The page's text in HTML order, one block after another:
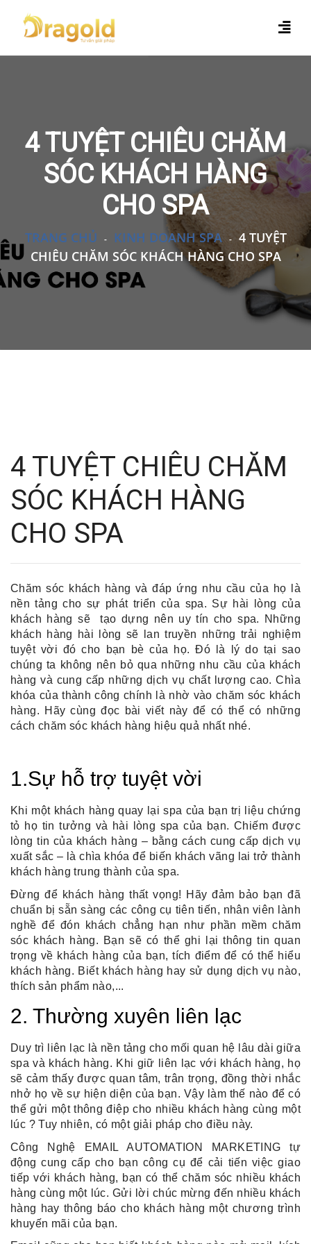
4 TUYỆT CHIÊU CHĂM
SÓC KHÁCH HÀNG
CHO SPA
TRANG CHỦ - KINH DOANH SPA -
4 TUYỆT
CHIÊU CHĂM SÓC KHÁCH HÀNG CHO SPA
4 TUYỆT CHIÊU CHĂM
SÓC KHÁCH HÀNG
CHO SPA
Chăm sóc khách hàng và đáp ứng nhu cầu của họ là
nền tảng cho sự phát triển của spa. Sự hài lòng của
khách hàng sẽ tạo dựng nên uy tín cho spa. Những
khách hàng hài lòng sẽ lan truyền những trải nghiệm
tuyệt vời đó cho bạn bè của họ. Đó là lý do tại sao
chúng ta không nên bỏ qua những nhu cầu của khách
hàng và cung cấp những dịch vụ chất lượng cao. Chìa
khóa của thành công chính là nhờ vào chăm sóc khách
hàng. Hãy cùng đọc bài viết này để có thể có những
cách chăm sóc khách hàng hiệu quả nhất nhé.
1.Sự hỗ trợ tuyệt vời
Khi một khách hàng quay lại spa của bạn trị liệu chứng
tỏ họ tin tưởng và hài lòng spa của bạn. Chiếm được
lòng tin của khách hàng – bằng cách cung cấp dịch vụ
xuất sắc – là chìa khóa để biến khách vãng lai trở thành
khách hàng trung thành của spa.
Đừng để khách hàng thất vọng! Hãy đảm bảo bạn đã
chuẩn bị sẵn sàng các công cụ tiên tiến, nhân viên lành
nghề để đón khách chẳng hạn như phần mềm chăm
sóc khách hàng. Bạn sẽ có thể ghi lại thông tin quan
trọng về khách hàng của bạn, tích điểm để có thể hiểu
khách hàng. Biết khách hàng hay sử dụng dịch vụ nào,
thích sản phẩm nào,...
2. Thường xuyên liên lạc
Duy trì liên lạc là nền tảng cho mối quan hệ lâu dài giữa
spa và khách hàng. Khi giữ liên lạc với khách hàng, họ
sẽ cảm thấy được quan tâm, trân trọng, đồng thời nhắc
nhở họ về sự hiện diện của bạn. Vậy làm thế nào để có
thể gửi một thông điệp cho nhiều khách hàng cùng một
lúc ? Tuy nhiên, có một giải pháp cho điều này.
Công Nghệ EMAIL AUTOMATION MARKETING tự
động cung cấp cho bạn công cụ để cải tiến việc giao
tiếp với khách hàng, bạn có thể chăm sóc nhiều khách
hàng cùng một lúc. Gửi lời chúc mừng đến nhiều khách
hàng hay thông báo cho khách hàng một chương trình
khuyến mãi của bạn.